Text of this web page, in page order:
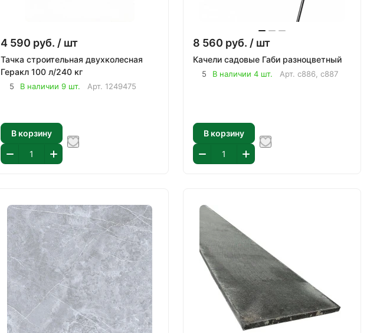
4 590 руб. / шт
Тачка строительная двухколесная
Геракл 100 л/240 кг
5 В наличии 9 шт. Арт. 1249475
В корзину
8 560 руб. / шт
Качели садовые Габи разноцветный
5 В наличии 4 шт. Арт. с886, с887
В корзину